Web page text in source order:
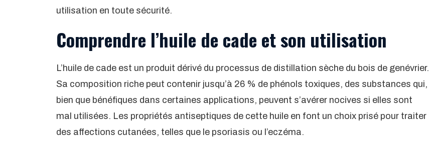
utilisation en toute sécurité.
Comprendre l’huile de cade et son utilisation
L’huile de cade est un produit dérivé du processus de distillation sèche du bois de genévrier.
Sa composition riche peut contenir jusqu’à 26 % de phénols toxiques, des substances qui,
bien que bénéfiques dans certaines applications, peuvent s’avérer nocives si elles sont
mal utilisées. Les propriétés antiseptiques de cette huile en font un choix prisé pour traiter
des affections cutanées, telles que le psoriasis ou l’eczéma.